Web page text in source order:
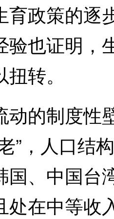
育政策的逐
验也证明，
转。
的制度性
”，人口结
国、中国台
处在中等收